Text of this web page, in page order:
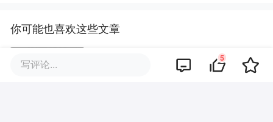
你可能也喜欢这些文章
一日“五难临门”，百亿光电龙头两
写评论... 5